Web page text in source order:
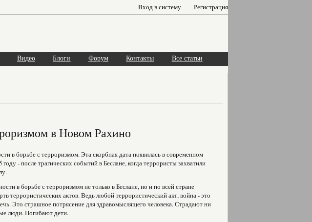
Вход в систему Регистрация
Видео Блоги Форум Контакты Все статьи
в Новом Рахино
в борьбе с терроризмом. Эта скорбная дата появилась в современном
году - после трагических событий в Беслане, когда террористы захватили
в борьбе с терроризмом не только в Беслане, но и по всей стране
террористических актов. Ведь любой террористический акт, война - это
Это страшное потрясение для здравомыслящего человека. Страдают ни
люди. Погибают дети.